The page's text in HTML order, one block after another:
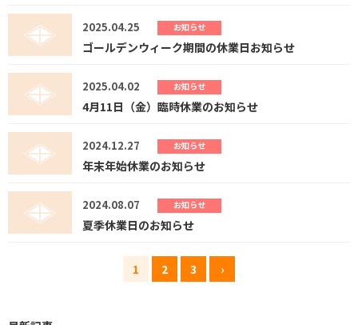
2025.04.25 お知らせ
ゴールデンウィーク期間の休業日お知らせ
2025.04.02 お知らせ
4月11日（金）臨時休業のお知らせ
2024.12.27 お知らせ
年末年始休業のお知らせ
2024.08.07 お知らせ
夏季休業日のお知らせ
1 2 3 ›